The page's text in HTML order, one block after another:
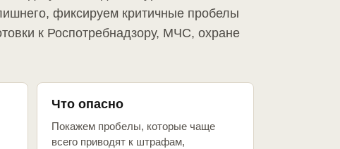
фиксируем критичные пробелы
к Роспотребнадзору, МЧС, охране
Что опасно
Покажем пробелы, которые чаще
всего приводят к штрафам,